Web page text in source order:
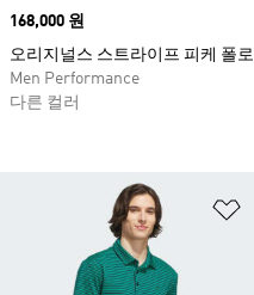
Price
168,000 원
오리지널스 스트라이프 피케 폴로
Men Performance
다른 컬러